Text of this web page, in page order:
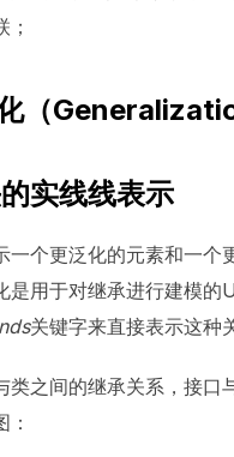
实线线表示
一个更泛化的元素和一个
是用于对继承进行建模的
关键字来直接表示这种
类之间的继承关系，接口